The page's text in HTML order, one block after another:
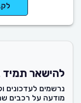
להישאר תמיד
נרשמים לעדכונים
מודעה על רכבים